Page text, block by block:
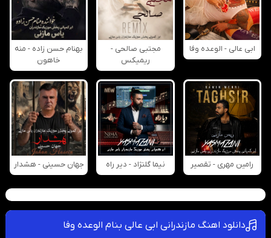
ابی عالی - الوعده وفا
مجتبی صالحی -
ریمیکس
بهنام حسن زاده - منه
خاهون
رامین مهری - تقصیر نیما گلنژاد - دیر راه جهان حسینی - هشدار
دانلود اهنگ مازندرانی ابی عالی بنام الوعده وفا